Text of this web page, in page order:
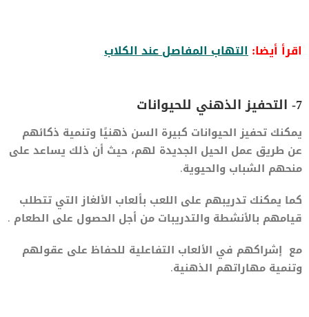
اقرأ أيضا:التهاب المفاصل عند الكلاب
7- التحفيز الذهني للحيوانات
يمكنك تحفيز الحيوانات كبيرة السن ذهنيًا وتنمية ذكائهم
عن طريق عمل الحيل الجديدة لهم، حيث أن ذلك يساعد على
منحهم الشباب والحيوية.
كما يمكنك تدريبهم على اللعب بألعاب الألغاز التي تتطلب
قيامهم بالأنشطة والتدريبات من أجل الحصول على الطعام .
مع إشراكهم في الألعاب التفاعلية للحفاظ على عقولهم
وتنمية مهاراتهم الذهنية.